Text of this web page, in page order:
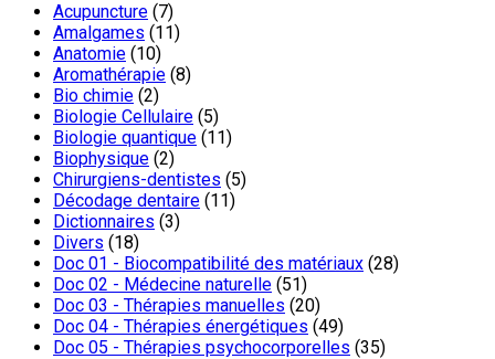
Acupuncture (7)
Amalgames (11)
Anatomie (10)
Aromathérapie (8)
Bio chimie (2)
Biologie Cellulaire (5)
Biologie quantique (11)
Biophysique (2)
Chirurgiens-dentistes (5)
Décodage dentaire (11)
Dictionnaires (3)
Divers (18)
Doc 01 - Biocompatibilité des matériaux (28)
Doc 02 - Médecine naturelle (51)
Doc 03 - Thérapies manuelles (20)
Doc 04 - Thérapies énergétiques (49)
Doc 05 - Thérapies psychocorporelles (35)